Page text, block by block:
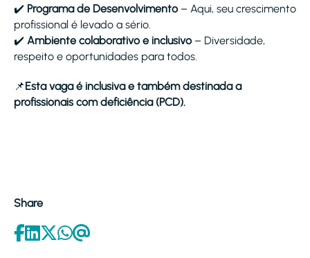
✔️ Programa de Desenvolvimento– Aqui, seu crescimento
profissional é levado a sério.
✔️ Ambiente colaborativo e inclusivo– Diversidade,
respeito e oportunidades para todos.
📌Esta vaga é inclusiva e também destinada a
profissionais com deficiência (PCD).
Share